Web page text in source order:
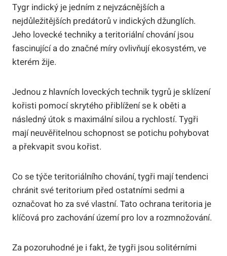
Tygr indický je jedním z nejvzácnějších a
nejdůležitějších predátorů v indických džunglích.
Jeho lovecké techniky a teritoriální chování jsou
fascinující a do značné míry ovlivňují ekosystém, ve
kterém žije.
Jednou z hlavních loveckých technik tygrů je sklízení
kořisti pomocí skrytého přiblížení se k oběti a
následný útok s maximální silou a rychlostí. Tygři
mají neuvěřitelnou schopnost se potichu pohybovat
a překvapit svou kořist.
Co se týče teritoriálního chování, tygři mají tendenci
chránit své teritorium před ostatními sedmi a
označovat ho za své vlastní. Tato ochrana teritoria je
klíčová pro zachování území pro lov a rozmnožování.
Za pozoruhodné je i fakt, že tygři jsou solitérními